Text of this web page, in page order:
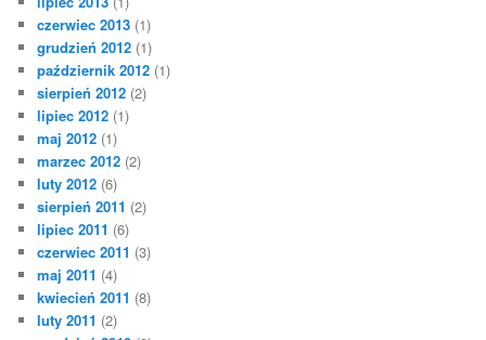
czerwiec 2013 (1)
grudzień 2012 (1)
październik 2012 (1)
sierpień 2012 (2)
lipiec 2012 (1)
maj 2012 (1)
marzec 2012 (2)
luty 2012 (6)
sierpień 2011 (2)
lipiec 2011 (6)
czerwiec 2011 (3)
maj 2011 (4)
kwiecień 2011 (8)
luty 2011 (2)